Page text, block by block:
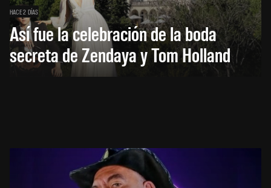
HACE 2 DÍAS
Así fue la celebración de la boda
secreta de Zendaya y Tom Holland